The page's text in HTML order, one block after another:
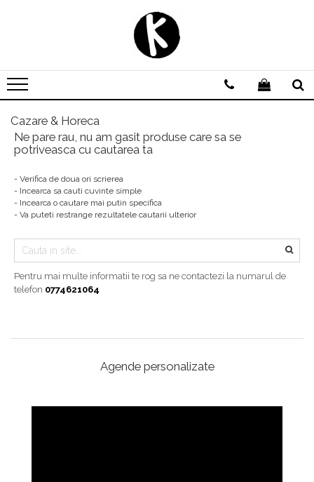
Zilnice
Saptamanale
Nedatate
Domeniu Beauty
Scoala de soferi | Instructor Auto
Avocat | Jurist | Notar
Cazare & Horeca
Ne pare rau, nu am gasit produse care sa se
potriveasca cu cautarea ta
- Verifica de doua ori scrierea
- Incearca sa cauti cuvinte simple
- Incearca o cautare mai putin specifica
- Va puteti restrange rezultatele cautarii ulterior
Pentru mai multe informatii te rog sa ne contactezi la numarul de
telefon 0774621064
Agende personalizate